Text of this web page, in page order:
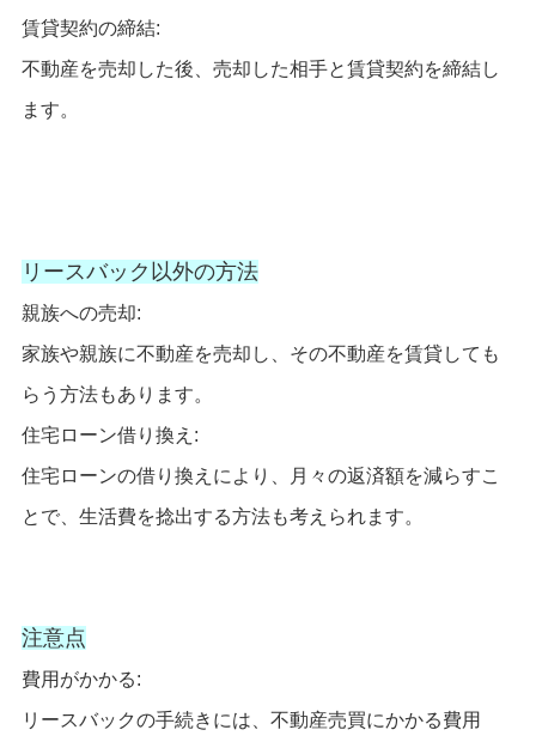
賃貸契約の締結:
不動産を売却した後、売却した相手と賃貸契約を締結し
ます。
リースバック以外の方法
親族への売却:
家族や親族に不動産を売却し、その不動産を賃貸しても
らう方法もあります。
住宅ローン借り換え:
住宅ローンの借り換えにより、月々の返済額を減らすこ
とで、生活費を捻出する方法も考えられます。
注意点
費用がかかる:
リースバックの手続きには、不動産売買にかかる費用